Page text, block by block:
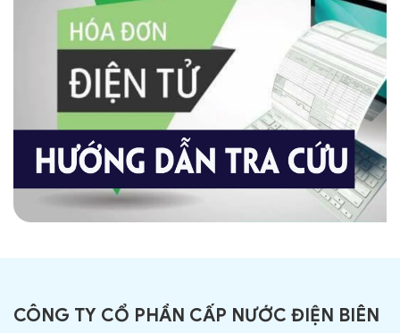
CÔNG TY CỔ PHẦN CẤP NƯỚC ĐIỆN BIÊN